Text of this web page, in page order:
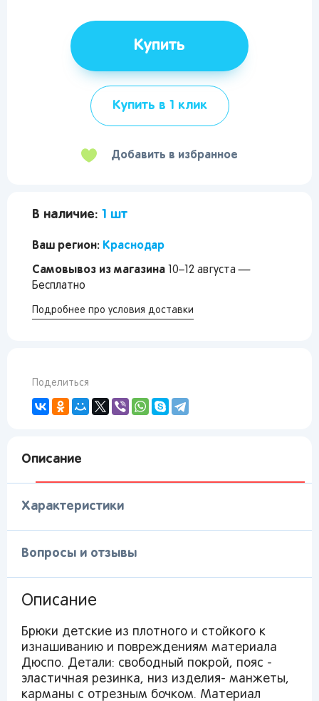
Описание
Характеристики
Вопросы и отзывы
Описание
Брюки детские из плотного и стойкого к
изнашиванию и повреждениям материала
Дюспо. Детали: свободный покрой, пояс -
эластичная резинка, низ изделия- манжеты,
карманы с отрезным бочком. Материал
Купить
Купить в 1 клик
Добавить в избранное
В наличие: 1 шт
Ваш регион: Краснодар
Самовывоз из магазина 10–12 августа —
Бесплатно
Подробнее про условия доставки
Поделиться
Вы сможете отслеживать статус своих
заказов и получать индивидуальные
рекомендации